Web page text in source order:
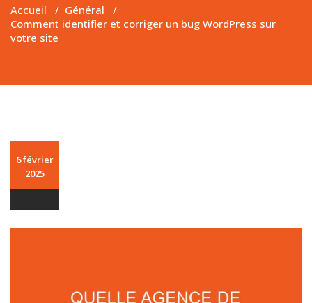
Accueil / Général /
Comment identifier et corriger un bug WordPress sur
votre site
6 février
2025